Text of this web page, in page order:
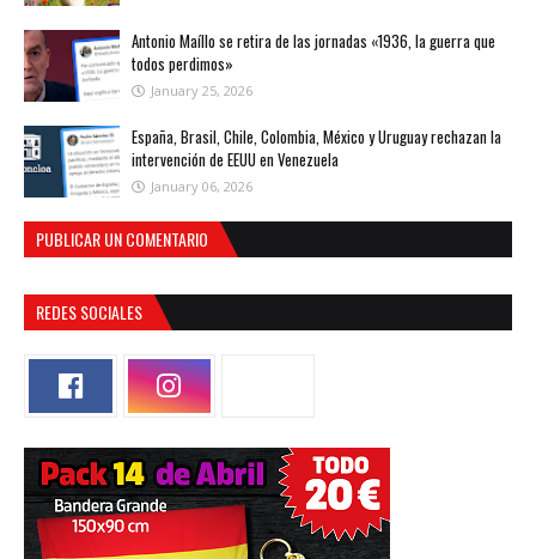
Antonio Maíllo se retira de las jornadas «1936, la guerra que
todos perdimos»
January 25, 2026
España, Brasil, Chile, Colombia, México y Uruguay rechazan la
intervención de EEUU en Venezuela
January 06, 2026
PUBLICAR UN COMENTARIO
REDES SOCIALES